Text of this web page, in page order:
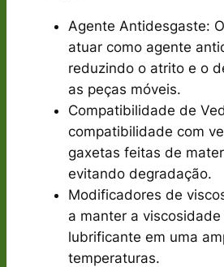
Agente Antidesgaste:
atuar como agente
reduzindo o atrito e o
as peças móveis.
Compatibilidade de
compatibilidade com
gaxetas feitas de
evitando degradação.
Modificadores de
a manter a
lubrificante em uma
temperaturas.